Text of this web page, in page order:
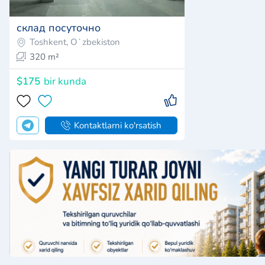
склад посуточно
Toshkent, Oʻzbekiston
320 m²
$175 bir kunda
Kontaktlarni ko'rsatish